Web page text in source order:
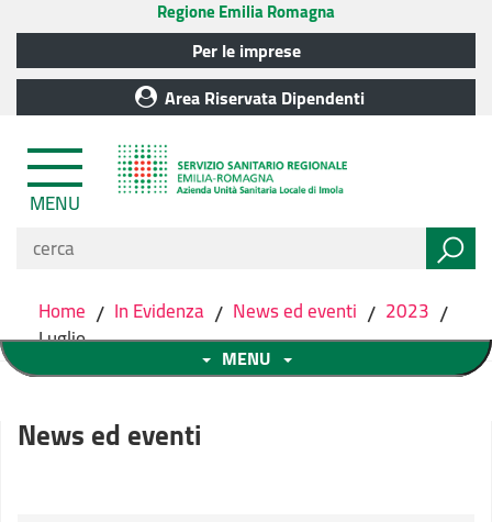
Regione Emilia Romagna
Per le imprese
Area Riservata Dipendenti
MENU
Home / In Evidenza / News ed eventi / 2023 /
Luglio
MENU
News ed eventi